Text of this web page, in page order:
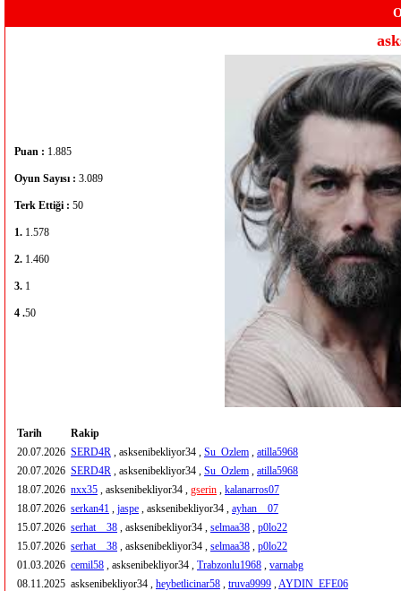
Puan : 1.885
Oyun Sayısı : 3.089
Terk Ettiği : 50
1. 1.578
2. 1.460
3. 1
4 .50
Tarih
Rakip
20.07.2026 SERD4R , asksenibekliyor34 , Su_Ozlem , atilla5968
20.07.2026 SERD4R , asksenibekliyor34 , Su_Ozlem , atilla5968
18.07.2026 nxx35 , asksenibekliyor34 , gserin , kalanarros07
18.07.2026 serkan41 , jaspe , asksenibekliyor34 , ayhan__07
15.07.2026 serhat__38 , asksenibekliyor34 , selmaa38 , p0lo22
15.07.2026 serhat__38 , asksenibekliyor34 , selmaa38 , p0lo22
01.03.2026 cemil58 , asksenibekliyor34 , Trabzonlu1968 , varnabg
08.11.2025 asksenibekliyor34 , heybetlicinar58 , truva9999 ,AYDIN_EFE06